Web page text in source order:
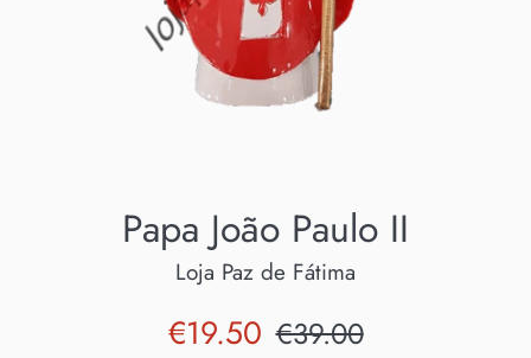
Papa João Paulo II
Loja Paz de Fátima
Preço
€19.50 Preço
€39.00